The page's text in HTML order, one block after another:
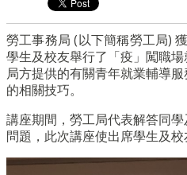
勞工事務局 (以下簡稱勞工局)
學生及校友舉行了「疫」闖職場
局方提供的有關青年就業輔導服
的相關技巧。
講座期間， 勞工局代表解答同
問題， 此次講座使出席學生及校